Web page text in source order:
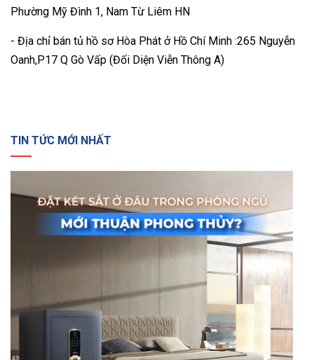
Phường Mỹ Đình 1, Nam Từ Liêm HN
- Địa chỉ bán tủ hồ sơ Hòa Phát ở Hồ Chí Minh :265 Nguyễn
Oanh,P17 Q Gò Vấp (Đối Diện Viễn Thông A)
TIN TỨC MỚI NHẤT